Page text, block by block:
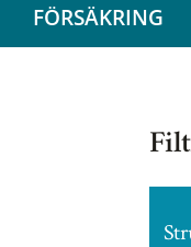
FÖRSÄKRING